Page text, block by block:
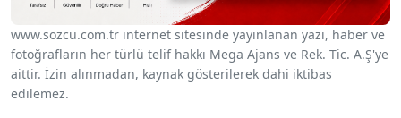
www.sozcu.com.tr internet sitesinde yayınlanan yazı, haber ve
fotoğrafların her türlü telif hakkı Mega Ajans ve Rek. Tic. A.Ş'ye
aittir. İzin alınmadan, kaynak gösterilerek dahi iktibas
edilemez.